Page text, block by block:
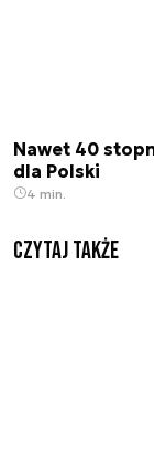
Nawet 40
dla Polski
4 min.
Czytaj także